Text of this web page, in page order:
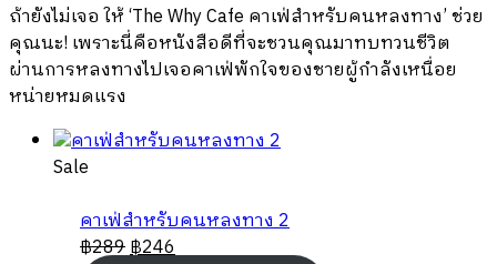
ถ้ายังไม่เจอ ให้ ‘The Why Cafe คาเฟ่สำหรับคนหลงทาง’ ช่วย
คุณนะ! เพราะนี่คือหนังสือดีที่จะชวนคุณมาทบทวนชีวิต
ผ่านการหลงทางไปเจอคาเฟ่พักใจของชายผู้กำลังเหนื่อย
หน่ายหมดแรง
Sale
sale
คาเฟ่สำหรับคนหลงทาง 2
฿289฿246